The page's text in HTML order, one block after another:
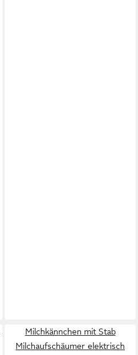
Milchkännchen mit Stab
Milchaufschäumer elektrisch